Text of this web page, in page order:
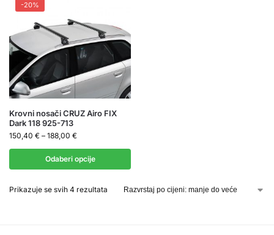
-20%
Krovni nosači CRUZ Airo FIX
Dark 118 925-713
150,40 € – 188,00 €
Odaberi opcije
Prikazuje se svih 4 rezultata